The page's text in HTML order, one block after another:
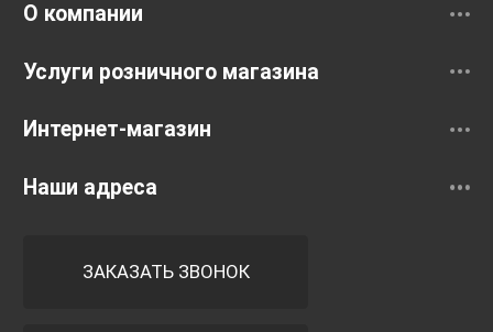
О компании
Услуги розничного магазина
Интернет-магазин
Наши адреса
ЗАКАЗАТЬ ЗВОНОК